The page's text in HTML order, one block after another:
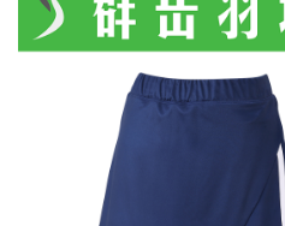
【YONEX優乃克】羽球
【群岳 F4】★2代羽球
【群岳 CY】★運動毛巾
☆☆☆☆☆ 暑假限定 1組
拍/球鞋/襪子各1)